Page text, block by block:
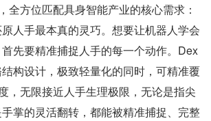
全方位匹配具身智能产业的核心需求：
人手最本真的灵巧。想要让机器人学会
先要精准捕捉人手的每一个动作。Dex
构设计，极致轻量化的同时，可精准覆
，无限接近人手生理极限，无论是指尖
掌的灵活翻转，都能被精准捕捉、完整